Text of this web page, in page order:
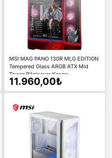
MSI MAG PANO 130R MLG EDITION
Tempered Glass ARGB ATX Mid
Tower Bilgisayar Kasası
11.960,00₺